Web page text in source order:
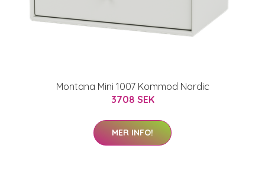
Montana Mini 1007 Kommod Nordic
3708 SEK
MER INFO!